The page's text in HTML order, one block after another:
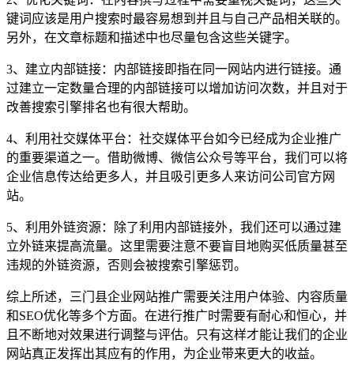
键词应该是用户搜索时最容易想到并且与自己产品相关联的。
另外，在文章标题和描述中也尽量包含这些关键字。
3、建立内部链接：内部链接即指在同一网站内进行链接。通
过建立一定数量合理的内部链接可以增加访问次数，并且对于
改善搜索引擎排名也有很大帮助。
4、利用社交媒体平台：社交媒体平台如今已经成为企业推广
的重要渠道之一。借助微博、微信公众号等平台，我们可以将
企业信息传达给更多人，并且吸引更多人来访问公司官方网
站。
5、利用外链资源：除了利用内部链接外，我们还可以通过建
立外链来提高流量。这里需要注意不要盲目地购买低质量甚至
违规的外链资源，否则会被搜索引擎惩罚。
综上所述，三门县企业网站推广需要关注用户体验、内容质量
和SEO优化等多个方面。在进行推广时需要有耐心和恒心，并
且不断地对效果进行调整与评估。只有这样才能让我们的企业
网站真正发挥出其应有的作用，为企业带来更大的收益。